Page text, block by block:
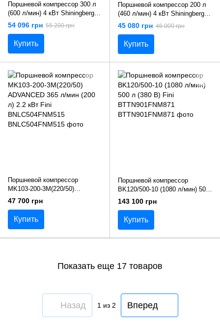
Поршневой компрессор 300 л
(600 л/мин) 4 кВт Shiningberg
STS200/600
54 096 грн 55 200 грн
Купить
Поршневой компрессор 200 л
(460 л/мин) 4 кВт Shiningberg
STS200/460
45 080 грн 46 000 грн
Купить
Поршневой компрессор
MK103-200-3M(220/50)
ADVANCED 365 л/мин (200 л)
2.2 кВт Fini BNLC504FNM515
47 700 грн
Купить
Поршневой компрессор
BK120/500-10 (1080 л/мин) 500
л (380 В) Fini BTTN901FNM871
143 100 грн
Купить
Показать еще 17 товаров
Назад 1из 2 Вперед